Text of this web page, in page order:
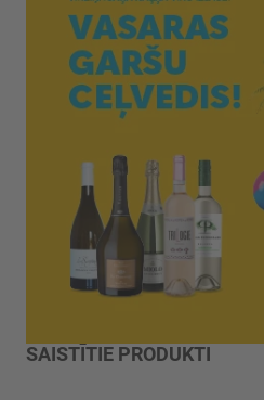
SAISTĪTIE PRODUKTI